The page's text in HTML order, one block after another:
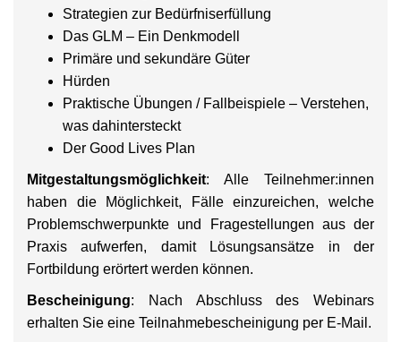
Strategien zur Bedürfniserfüllung
Das GLM – Ein Denkmodell
Primäre und sekundäre Güter
Hürden
Praktische Übungen / Fallbeispiele – Verstehen,
was dahintersteckt
Der Good Lives Plan
Mitgestaltungsmöglichkeit: Alle Teilnehmer:innen
haben die Möglichkeit, Fälle einzureichen, welche
Problemschwerpunkte und Fragestellungen aus der
Praxis aufwerfen, damit Lösungsansätze in der
Fortbildung erörtert werden können.
Bescheinigung: Nach Abschluss des Webinars
erhalten Sie eine Teilnahmebescheinigung per E-Mail.